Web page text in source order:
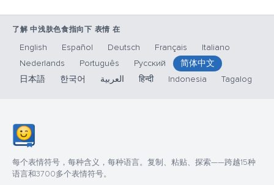
了解 中浅肤色食指向下 表情 在
English Español Deutsch Français
Italiano
Nederlands
Português Русский
简体中文
日本語
한국어 العربية हिन्दी Indonesia Tagalog
每个表情符号，每种含义，每种语言。复制、粘贴、探索——跨越15种
语言和3700多个表情符号。